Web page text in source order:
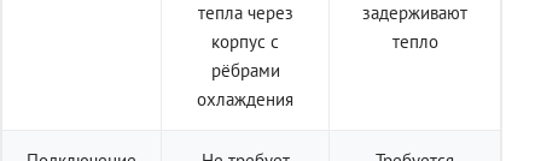
тепла через
корпус с
рёбрами
охлаждения
задерживают
тепло